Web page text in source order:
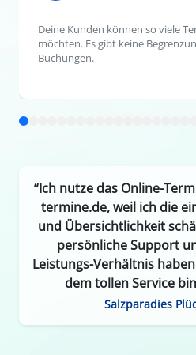
Deine Kunden können so viele
möchten. Es gibt keine
Buchungen.
“Ich nutze das Online-
termine.de, weil ich die
und Übersichtlichkeit
persönliche Support
Leistungs-Verhältnis
dem tollen Service
Salzparadies